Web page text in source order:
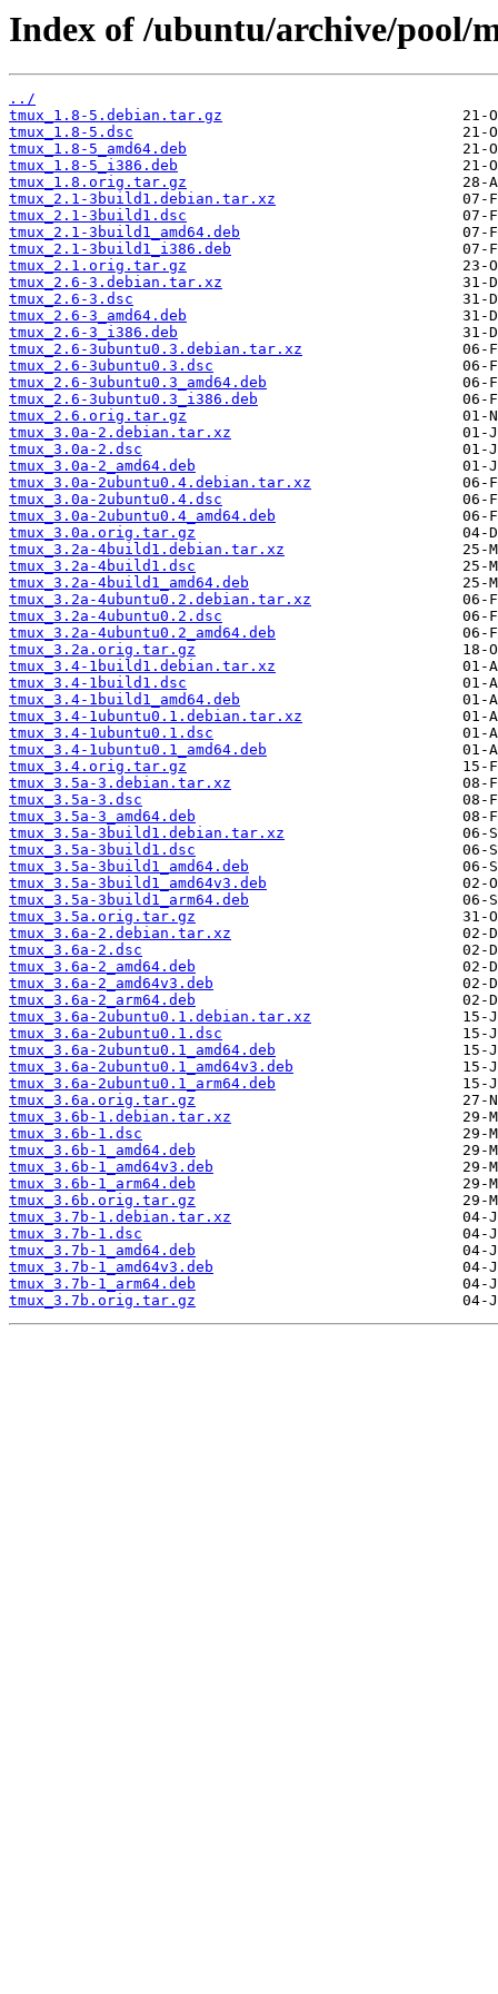
Index of /ubuntu/archive/pool/
../
tmux_1.8-5.debian.tar.gz
tmux_1.8-5.dsc
tmux_1.8-5_amd64.deb
tmux_1.8-5_i386.deb
tmux_1.8.orig.tar.gz
tmux_2.1-3build1.debian.tar.xz
tmux_2.1-3build1.dsc
tmux_2.1-3build1_amd64.deb
tmux_2.1-3build1_i386.deb
tmux_2.1.orig.tar.gz
tmux_2.6-3.debian.tar.xz
tmux_2.6-3.dsc
tmux_2.6-3_amd64.deb
tmux_2.6-3_i386.deb
tmux_2.6-3ubuntu0.3.debian.tar.xz
tmux_2.6-3ubuntu0.3.dsc
tmux_2.6-3ubuntu0.3_amd64.deb
tmux_2.6-3ubuntu0.3_i386.deb
tmux_2.6.orig.tar.gz
tmux_3.0a-2.debian.tar.xz
tmux_3.0a-2.dsc
tmux_3.0a-2_amd64.deb
tmux_3.0a-2ubuntu0.4.debian.tar.xz
tmux_3.0a-2ubuntu0.4.dsc
tmux_3.0a-2ubuntu0.4_amd64.deb
tmux_3.0a.orig.tar.gz
tmux_3.2a-4build1.debian.tar.xz
tmux_3.2a-4build1.dsc
tmux_3.2a-4build1_amd64.deb
tmux_3.2a-4ubuntu0.2.debian.tar.xz
tmux_3.2a-4ubuntu0.2.dsc
tmux_3.2a-4ubuntu0.2_amd64.deb
tmux_3.2a.orig.tar.gz
tmux_3.4-1build1.debian.tar.xz
tmux_3.4-1build1.dsc
tmux_3.4-1build1_amd64.deb
tmux_3.4-1ubuntu0.1.debian.tar.xz
tmux_3.4-1ubuntu0.1.dsc
tmux_3.4-1ubuntu0.1_amd64.deb
tmux_3.4.orig.tar.gz
tmux_3.5a-3.debian.tar.xz
tmux_3.5a-3.dsc
tmux_3.5a-3_amd64.deb
tmux_3.5a-3build1.debian.tar.xz
tmux_3.5a-3build1.dsc
tmux_3.5a-3build1_amd64.deb
tmux_3.5a-3build1_amd64v3.deb
tmux_3.5a-3build1_arm64.deb
tmux_3.5a.orig.tar.gz
tmux_3.6a-2.debian.tar.xz
tmux_3.6a-2.dsc
tmux_3.6a-2_amd64.deb
tmux_3.6a-2_amd64v3.deb
tmux_3.6a-2_arm64.deb
tmux_3.6a-2ubuntu0.1.debian.tar.xz
tmux_3.6a-2ubuntu0.1.dsc
tmux_3.6a-2ubuntu0.1_amd64.deb
tmux_3.6a-2ubuntu0.1_amd64v3.deb
tmux_3.6a-2ubuntu0.1_arm64.deb
tmux_3.6a.orig.tar.gz
tmux_3.6b-1.debian.tar.xz
tmux_3.6b-1.dsc
tmux_3.6b-1_amd64.deb
tmux_3.6b-1_amd64v3.deb
tmux_3.6b-1_arm64.deb
tmux_3.6b.orig.tar.gz
tmux_3.7b-1.debian.tar.xz
tmux_3.7b-1.dsc
tmux_3.7b-1_amd64.deb
tmux_3.7b-1_amd64v3.deb
tmux_3.7b-1_arm64.deb
tmux_3.7b.orig.tar.gz